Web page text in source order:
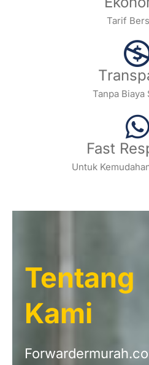
Tarif
Tanpa Biaya
Fast
Untuk
Tentang
Kami